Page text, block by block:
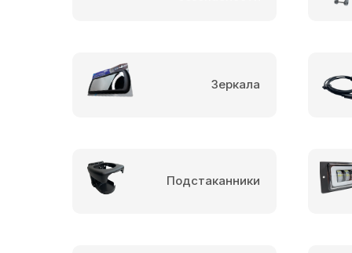
Подстаканники
Зеркала